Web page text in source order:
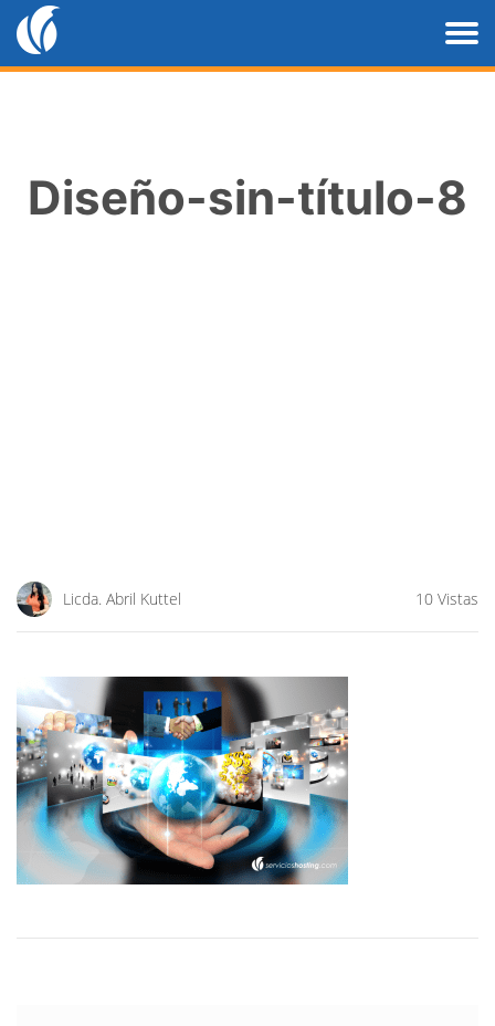
Diseño-sin-título-8
Licda. Abril Kuttel 10 Vistas